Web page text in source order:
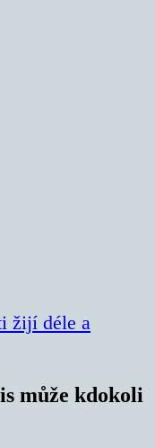
žijí déle a
může kdokoli